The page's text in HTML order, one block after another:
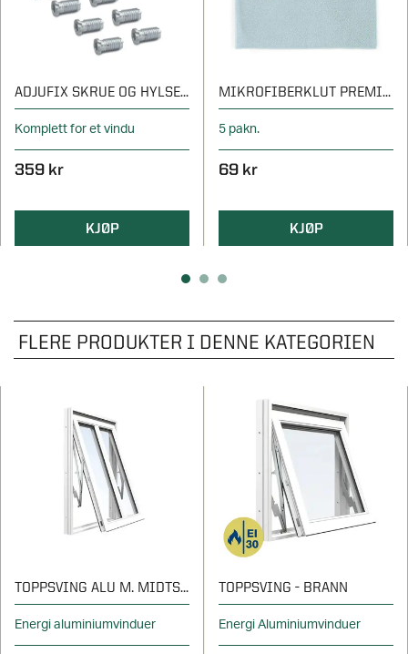
ADJUFIX SKRUE OG HYLSE TRE/ALU
Komplett for et vindu
359 kr
KJØP
MIKROFIBERKLUT PREMIUM
5 pakn.
69 kr
KJØP
FLERE PRODUKTER I DENNE KATEGORIEN
TOPPSVING ALU M. MIDTSTOLPE
Energi aluminiumvinduer
TOPPSVING - BRANN
Energi Aluminiumvinduer